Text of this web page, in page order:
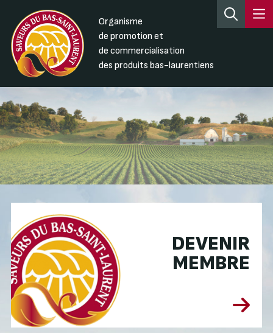
Organisme
de promotion et
de commercialisation
des produits bas-laurentiens
DEVENIR
MEMBRE